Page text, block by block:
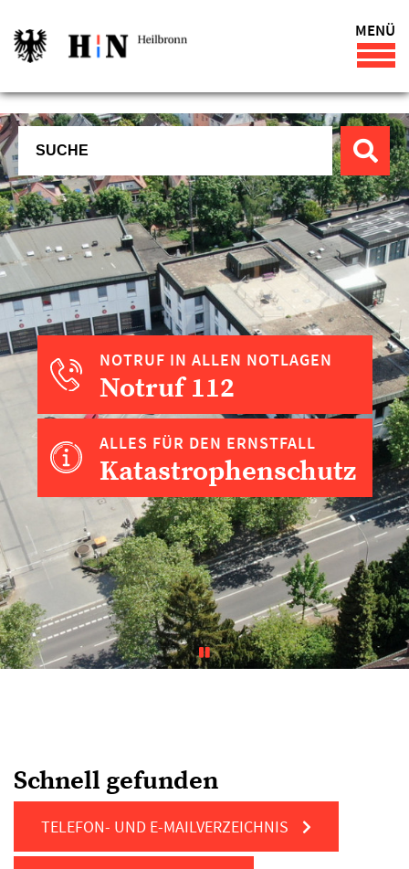
MENÜ
NOTRUF IN ALLEN NOTLAGEN
Notruf 112
ALLES FÜR DEN ERNSTFALL
Katastrophenschutz
Schnell gefunden
TELEFON- UND E-MAILVERZEICHNIS